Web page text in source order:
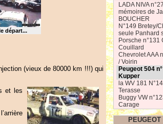
départ...
(vieux de 80000 km !!!) qui
et les
LADA NIVA
mémoires de
BOUCHER
N°149 Bretey/
seule Panhard
Porsche n°131
Couillard
Chevrolet AAA
/ Voirin
Peugeot 504
Kupper
la WV 181
Terasse
Buggy VW
Carage
PEUGEOT